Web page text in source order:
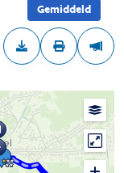
Gemiddeld